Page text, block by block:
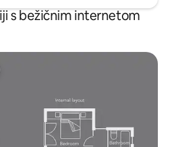
s bežičnim internetom
s oznakom „Odabrali gosti”